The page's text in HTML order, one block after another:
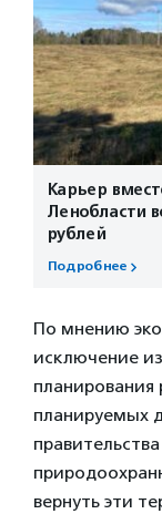
Карьер
Ленобласти
рублей
Подробнее
По мнению
исключение
планирования
планируемых
вернуть эти